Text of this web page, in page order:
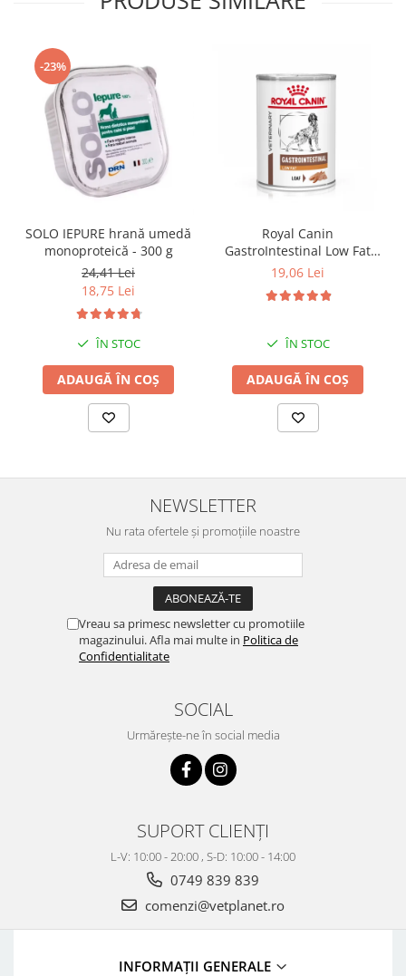
-23%
SOLO IEPURE hrană umedă
monoproteică - 300 g
24,41 Lei
18,75 Lei
ÎN STOC
ADAUGĂ ÎN COȘ
Royal Canin
GastroIntestinal Low Fat
Dog– 420 g
19,06 Lei
ÎN STOC
ADAUGĂ ÎN COȘ
NEWSLETTER
Nu rata ofertele și promoțiile noastre
Vreau sa primesc newsletter cu promotiile
magazinului. Afla mai multe in Politica de
Confidentialitate
SOCIAL
Urmărește-ne în social media
SUPORT CLIENȚI
L-V: 10:00 - 20:00 , S-D: 10:00 - 14:00
0749 839 839
comenzi@vetplanet.ro
INFORMAȚII GENERALE